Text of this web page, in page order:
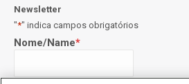
Newsletter
"*" indica campos obrigatórios
Nome/Name*